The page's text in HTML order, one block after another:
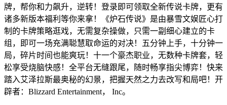
牌，帮你和力飙升，逆转！登录即可领取全新传说卡牌，更有
诸多新版本福利等你来拿！《炉石传说》是由暴雪文娱匠心打
制的卡牌策略逛戏，无需复杂操做，只需一副细心建立的卡
组，即可一场充满聪慧取命运的对决！五分钟上手，十分钟一
局，碎片时间也能爽玩！十一个豪杰职业，无数种卡牌套，轻
松享受烧脑快感！全平台无缝跟尾，随时畅享指尖博弈！快来
踏入艾泽拉斯最奥秘的幻景，把握天然之力去改写和局吧！开
辟者：Blizzard Entertainment， Inc。